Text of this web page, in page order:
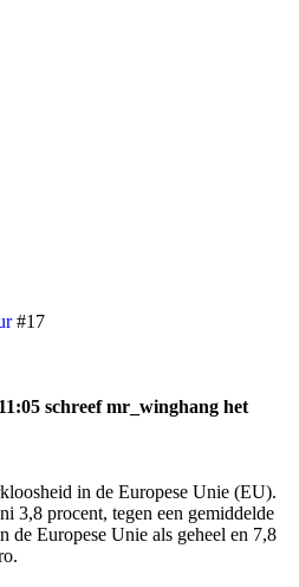
#17
schreef mr_winghang het
in de Europese Unie (EU).
3,8 procent, tegen een gemiddelde
de Europese Unie als geheel en 7,8